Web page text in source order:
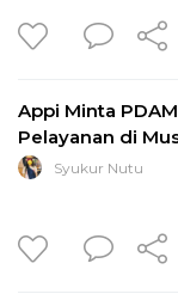
Appi Minta
Pelayanan di
Syukur Nutu